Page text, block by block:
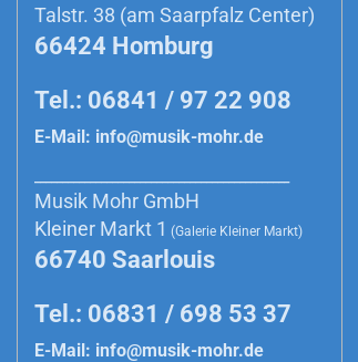
Talstr. 38 (am Saarpfalz Center)
66424 Homburg
Tel.: 06841 / 97 22 908
E-Mail: info@musik-mohr.de
Musik Mohr GmbH
Kleiner Markt 1 (Galerie Kleiner Markt)
66740 Saarlouis
Tel.: 06831 / 698 53 37
E-Mail: info@musik-mohr.de